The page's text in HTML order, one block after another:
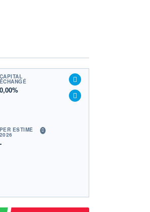
CAPITAL
ÉCHANGÉ
0,00%
PER ESTIMÉ
2026
-